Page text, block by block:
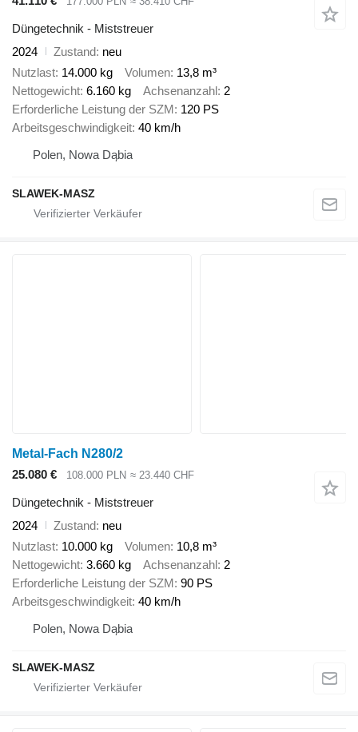
Düngetechnik - Miststreuer
2024
Zustand neu
Nutzlast 14.000 kg Volumen 13,8 m³
Nettogewicht 6.160 kg Achsenanzahl 2
Erforderliche Leistung der SZM 120 PS
Arbeitsgeschwindigkeit 40 km/h
Polen, Nowa Dąbia
SLAWEK-MASZ
Metal-Fach N280/2
25.080 €
108.000 PLN ≈ 23.440 CHF
Düngetechnik - Miststreuer
2024
Zustand neu
Nutzlast 10.000 kg Volumen 10,8 m³
Nettogewicht 3.660 kg Achsenanzahl 2
Erforderliche Leistung der SZM 90 PS
Arbeitsgeschwindigkeit 40 km/h
Polen, Nowa Dąbia
SLAWEK-MASZ